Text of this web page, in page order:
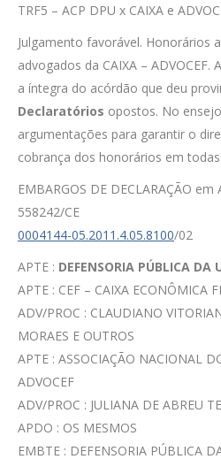
TRF5 – ACP DPU x CAIXA e
Julgamento favorável. Honorários
advogados da CAIXA – ADVOCEF.
a íntegra do acórdão que deu
Declaratórios opostos. No
argumentações para garantir o
cobrança dos honorários em
EMBARGOS DE DECLARAÇÃO em
558242/CE
0004144-05.2011.4.05.8100/02
APTE : DEFENSORIA PÚBLICA DA
APTE : CEF – CAIXA ECONÔMICA
ADV/PROC : CLAUDIANO
MORAES E OUTROS
APTE : ASSOCIAÇÃO NACIONAL
ADVOCEF
ADV/PROC : JULIANA DE ABREU
APDO : OS MESMOS
EMBTE : DEFENSORIA PÚBLICA